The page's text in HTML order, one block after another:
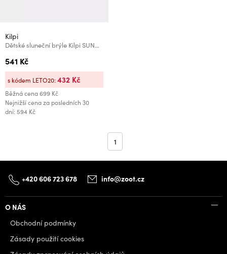
Kilpi
Dětské sluneční brýle Kilpi SUNDS-J Světle zelená
541 Kč
Běžná cena699 Kč
Nejnižší cena za posledních 30
dní: 594 Kč
s kódem LETO20:432 Kč
1
+420 606 723 678 info@zoot.cz
O NÁS
Obchodní podmínky
Zásady použití cookies